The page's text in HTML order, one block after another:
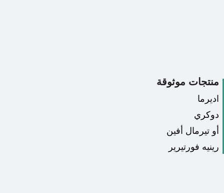
منتجات موثوقة
اديرما
دوكري
أو تيرمال أفين
رينيه فورتيرير